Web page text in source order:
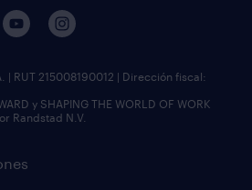
| RUT 215008190012 | Dirección fiscal:
y SHAPING THE WORLD OF WORK
Randstad N.V.